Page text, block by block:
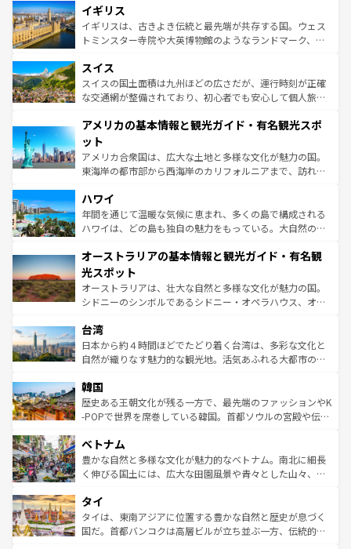
香り高いラベンダー畑など、多彩な楽しみ方が可能だ。さ
らに、パリ以外の地域にも魅力が溢れており、どの街角に
も豊かな歴史と文化が息づいている。パリ以外の個性あふ
を参照してほしい。
顔を持つこの国は、どこを歩いても飽きることがない。ベ
ルリンの文化的活気、バイエルン州のアルプスの絶景、そ
してライン川沿いのワイン畑といった風景は必見。ビール
は、お酒好きな人にはぜひ体験してほしい。 なお、新着の
ドイツ情報はコンテンツ一覧を参照してほしい。
イギリス
イギリスは、古きよき伝統と最先端が共存する国。ウェス
トミンスター寺院や大英博物館のようなランドマーク、歴
リアごとに異なる魅力がある。また、優雅なアフタヌーン
ティー、ビール好きにはたまらない英国パブ、サッカー観
戦など、本場だからこそできる体験も豊富。イギリスを旅
ンツ一覧を参照してほしい。
スイス
スイスの国土面積は九州ほどの広さだが、運行時刻が正確
な交通網が整備されており、初心者でも安心して個人旅行
の建物がそのまま残る町や、スイスならではのユニークな
博物館もあり、アルプス観光だけでなく町歩きも満喫する
ことができる。国民の所得が高いため物価も高いが、旅行
者向けの交通パス提供のサービスもあり、うまく活用すれ
着のスイス情報は
アメリカの基本情報と観光ガイド・有名観光スポ
ット
アメリカ合衆国は、広大な土地と多様な文化が魅力の国。
東海岸の都市部から西海岸のカリフォルニアまで、訪れる
のような巨大都市は、観光、ショッピング、エンターテイ
ンメントが詰まった刺激的なスポットだ。一方、アメリカ
西部には大自然が広がり、グランドキャニオンやイエロー
部のニューオーリンズでは、音楽と美食が融合した独特の
文化が魅力。旅行者はアメリカの各地域で異なる魅力を楽
しみながら、その多様性と豊かな歴史を感じることができ
るだろう。車でのロードトリップや列車の旅も、アメリカ
情報は
ハワイ
年間を通じて温暖な気候に恵まれ、多くの島で構成される
ハワイは、どの島も独自の魅力をもっている。大自然の神
ワイ島は見逃せない。また、定番の観光地といえばオアフ
島だが、静かな自然を求めるならマウイ島やカウアイ島が
おすすめ。エメラルドグリーンに輝く海をはじめ、豊かな
文化や歴史が息づいている。「アロハスピリット」と呼ば
人々、おいしいローカルフードやハワイアンミュージッ
ク、伝統的なフラダンスなど、すべてがハワイの魅力を彩
っている。訪れるたびに新しい発見と感動が待っているハ
はコンテンツ一覧
オーストラリアの基本情報と観光ガイド・有名観
光スポット
オーストラリアは、壮大な自然と多様な文化が魅力の国。
シドニーのシンボルであるシドニー・オペラハウス、オー
リアリーフや大陸中央部にそびえるウルル（エアーズロッ
ク）、タスマニアの美しい原生林やケアンズの熱帯雨林な
ど、見どころがたくさん。また、カフェやワイン、オージ
いる。アクティビティも充実しており、サーフィンやダイ
ビング、ハイキングなど、アウトドア好きにはたまらな
い。オーストラリアの多彩な魅力を存分に味わいつくそ
参照してほしい。
台湾
日本から約４時間ほどでたどり着く台湾は、多彩な文化と
自然が織りなす魅力的な観光地。活気あふれる大都市の台
ン）、静ひつな山岳地帯である台湾東部など、都市の喧騒
と山間の静けさが共存しており、訪れる人に新しい発見と
驚きをもたらしてくれる。また、奥深い台湾の食文化も魅
容にもいいと評判のスイーツなど、バラエティ豊かな料理
が味わえる。 なお、新着の台湾情報は コンテンツ一覧を参
照してほしい。
韓国
歴史ある王朝文化が残る一方で、最先端のファッションやK
-POPで世界を席巻している韓国。首都ソウルの宮殿や伝統
き、地方に足を延ばせば四季折々の自然美を楽しむことが
できる。そして、キムチや焼肉、絶品のストリートフード
まで、さまざまな韓国料理が待っている。夜には、韓国な
リティに包まれながら、韓国の多彩な魅力を心ゆくまで味
わってみてほしい。 なお、新着の韓国情報はコンテンツ一
覧を参照してほしい。
ベトナム
豊かな自然と多様な文化が魅力的なベトナム。南北に細長
く伸びる国土には、広大な田園風景や青々とした山々、世
急速な発展と共に伝統が息づく。ハノイの古い町並みやホ
ーチミン市のフランス統治時代の建物も、独特の雰囲気を
醸し出している。また、バラエティの豊かさとおいしさで
タイ
タイは、東南アジアに位置する豊かな自然と歴史が息づく
国だ。首都バンコクは高層ビルが立ち並ぶ一方、伝統的な